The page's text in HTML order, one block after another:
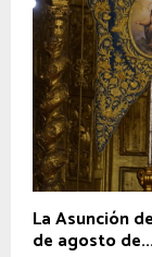
La Asunción
de agosto de...